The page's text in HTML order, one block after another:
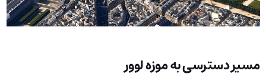
مسیر دسترسی به موزه لوور